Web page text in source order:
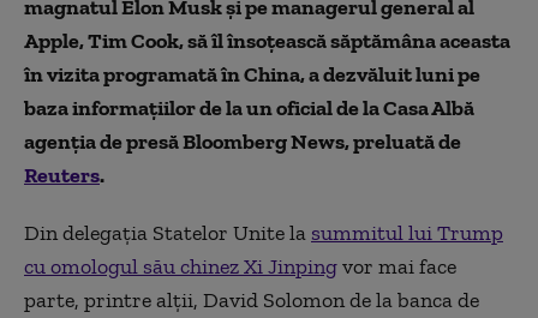
magnatul Elon Musk şi pe managerul general al
Apple, Tim Cook, să îl însoţească săptămâna aceasta
în vizita programată în China, a dezvăluit luni pe
baza informaţiilor de la un oficial de la Casa Albă
agenţia de presă Bloomberg News, preluată de
Reuters.
Din delegaţia Statelor Unite la summitul lui Trump
cu omologul său chinez Xi Jinpingvor mai face
parte, printre alţii, David Solomon de la banca de